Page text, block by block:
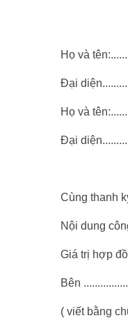
Họ và
Đại
Họ và
Đại
Cùng thanh
Nội dung
Giá trị hợp
Bên
( viết bằng